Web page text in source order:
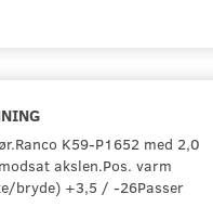
K59-P1652 med 2,0
akslen.Pos. varm
bryde) +3,5 / -26Passer